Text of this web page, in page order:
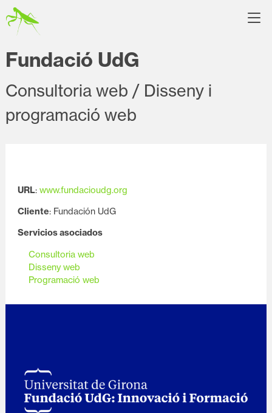
Fundació UdG
Consultoria web / Disseny i
programació web
URL: www.fundacioudg.org
Cliente: Fundación UdG
Servicios asociados
Consultoria web
Disseny web
Programació web